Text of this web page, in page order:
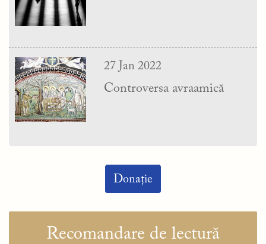
27 Jan 2022
Controversa avraamică
Donație
Recomandare de lectură